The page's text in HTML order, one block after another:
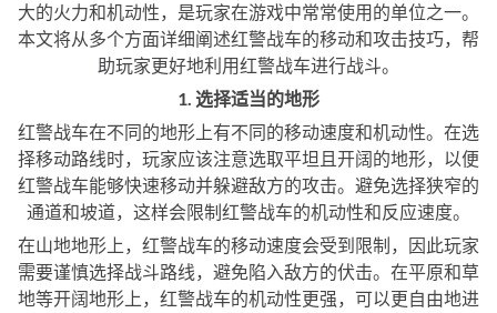
大的火力和机动性，是玩家在游戏中常常使用的单位之一。
本文将从多个方面详细阐述红警战车的移动和攻击技巧，帮
助玩家更好地利用红警战车进行战斗。
1. 选择适当的地形
红警战车在不同的地形上有不同的移动速度和机动性。在选
择移动路线时，玩家应该注意选取平坦且开阔的地形，以便
红警战车能够快速移动并躲避敌方的攻击。避免选择狭窄的
通道和坡道，这样会限制红警战车的机动性和反应速度。
在山地地形上，红警战车的移动速度会受到限制，因此玩家
需要谨慎选择战斗路线，避免陷入敌方的伏击。在平原和草
地等开阔地形上，红警战车的机动性更强，可以更自由地进